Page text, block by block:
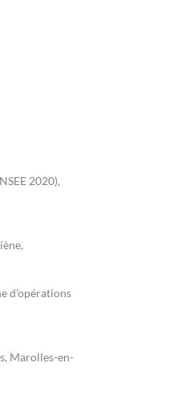
2020),
d'opérations
Marolles-en-